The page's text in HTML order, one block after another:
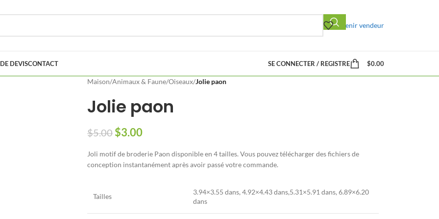
Devenir vendeur
DEVISCONTACT SE CONNECTER / REGISTRE $0.00
Maison/Animaux & Faune/Oiseaux/Jolie paon
Jolie paon
$5.00 $3.00
Joli motif de broderie Paon disponible en 4 tailles. Vous pouvez télécharger des fichiers de
conception instantanément après avoir passé votre commande.
Tailles
3.94×3.55 dans, 4.92×4.43 dans,5.31×5.91 dans, 6.89×6.20
dans